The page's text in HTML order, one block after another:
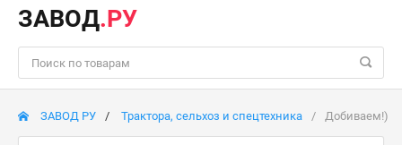
ЗАВОД.РУ
ЗАВОД РУ Трактора, сельхоз и спецтехника Добиваем!)